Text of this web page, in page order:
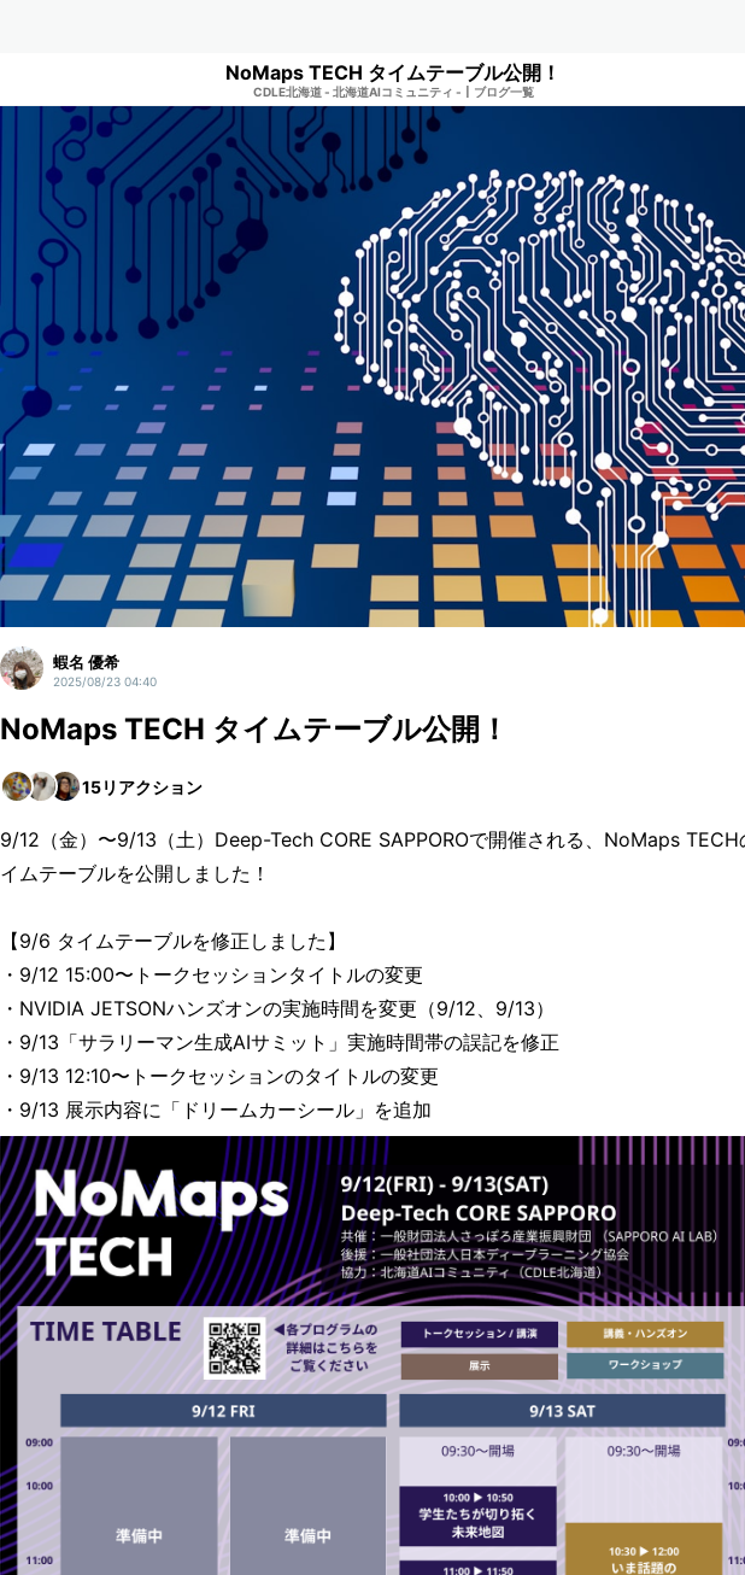
NoMaps TECH タイムテーブル公開！
CDLE北海道 - 北海道AIコミュニティ - ブログ一覧
蝦名 優希
2025/08/23 04:40
NoMaps TECH タイムテーブル公開！
15リアクション
9/12（金）〜9/13（土）Deep-Tech CORE SAPPOROで開催される、NoMaps TECH
イムテーブルを公開しました！
【9/6 タイムテーブルを修正しました】
・9/12 15:00〜トークセッションタイトルの変更
・NVIDIA JETSONハンズオンの実施時間を変更（9/12、9/13）
・9/13「サラリーマン生成AIサミット」実施時間帯の誤記を修正
・9/13 12:10〜トークセッションのタイトルの変更
・9/13 展示内容に「ドリームカーシール」を追加